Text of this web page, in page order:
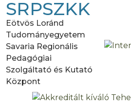
SRPSZKK
Eötvös Loránd
Tudományegyetem
Savaria Regionális
Pedagógiai
Szolgáltató és Kutató
Központ